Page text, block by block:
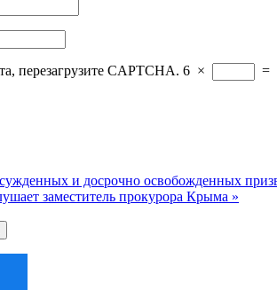
перезагрузите CAPTCHA. 6 × =
и досрочно освобожденных
заместитель прокурора Крыма »